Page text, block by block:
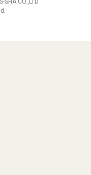
SHA CO.,LTD.